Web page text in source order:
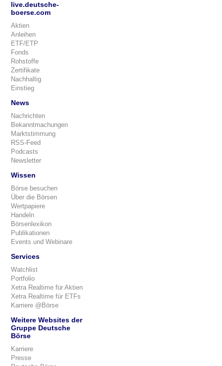
live.deutsche-
boerse.com
Aktien
Anleihen
ETF/ETP
Fonds
Rohstoffe
Zertifikate
Nachhaltig
Einstieg
News
Nachrichten
Bekanntmachungen
Marktstimmung
RSS-Feed
Podcasts
Newsletter
Wissen
Börse besuchen
Über die Börsen
Wertpapiere
Handeln
Börsenlexikon
Publikationen
Events und Webinare
Services
Watchlist
Portfolio
Xetra Realtime für Aktien
Xetra Realtime für ETFs
Karriere @Börse
Weitere Websites der
Gruppe Deutsche
Börse
Karriere
Presse